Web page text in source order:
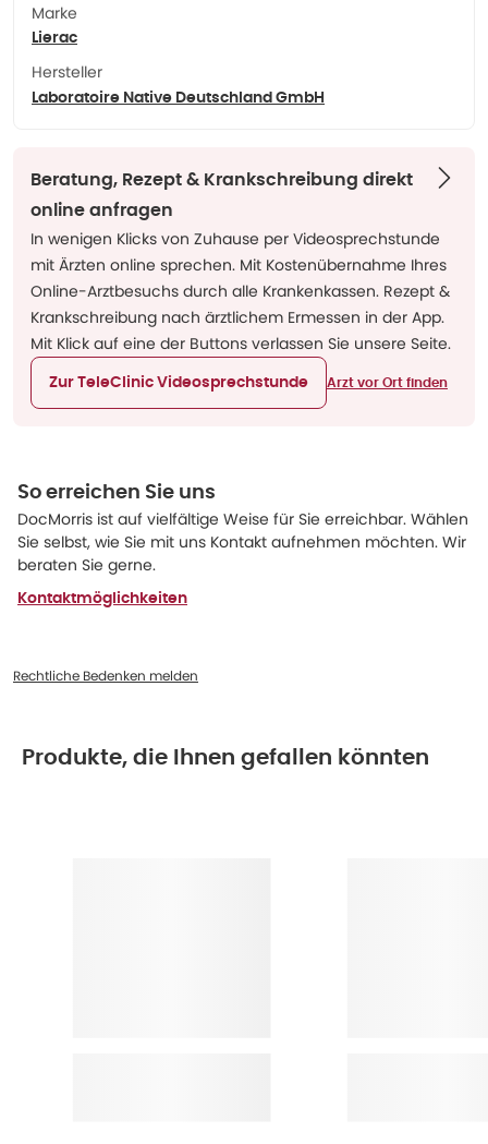
Marke
Lierac
Hersteller
Laboratoire Native Deutschland GmbH
Beratung, Rezept & Krankschreibung direkt
online anfragen
In wenigen Klicks von Zuhause per Videosprechstunde
mit Ärzten online sprechen. Mit Kostenübernahme Ihres
Online-Arztbesuchs durch alle Krankenkassen. Rezept &
Krankschreibung nach ärztlichem Ermessen in der App.
Mit Klick auf eine der Buttons verlassen Sie unsere Seite.
Zur TeleClinic Videosprechstunde Arzt vor Ort finden
So erreichen Sie uns
DocMorris ist auf vielfältige Weise für Sie erreichbar. Wählen
Sie selbst, wie Sie mit uns Kontakt aufnehmen möchten. Wir
beraten Sie gerne.
Kontaktmöglichkeiten
Rechtliche Bedenken melden
Produkte, die Ihnen gefallen könnten